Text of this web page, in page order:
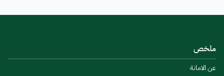
ملخص
عن الامانة